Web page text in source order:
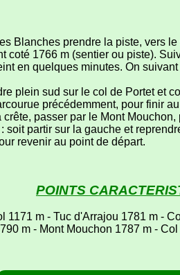
Blanches prendre la piste, vers
coté 1766 m (sentier ou piste).
en quelques minutes. On
plein sud sur le col de Portet et
précédemment, pour finir
passer par le Mont
soit partir sur la gauche et
revenir au point de départ.
POINTS
m - Tuc d'Arrajou 1781 m -
m - Mont Mouchon 1787 m -